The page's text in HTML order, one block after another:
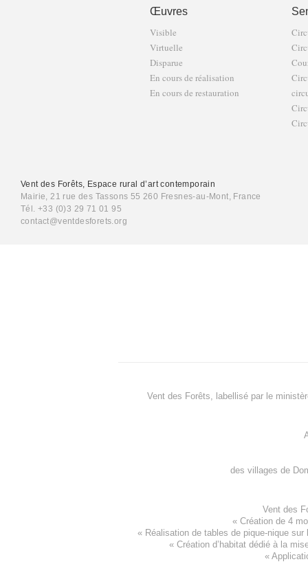
Œuvres
Visible
Virtuelle
Disparue
En cours de réalisation
En cours de restauration
Vent des Forêts, Espace rural d’art contemporain
Mairie, 21 rue des Tassons 55 260 Fresnes-au-Mont, France
Tél. +33 (0)3 29 71 01 95
contact@ventdesforets.org
Vent des Forêts, labellisé par le
des villages de
Vent des
« Création de 4
« Réalisation de tables de pique-nique
« Création d’habitat dédié à la
«